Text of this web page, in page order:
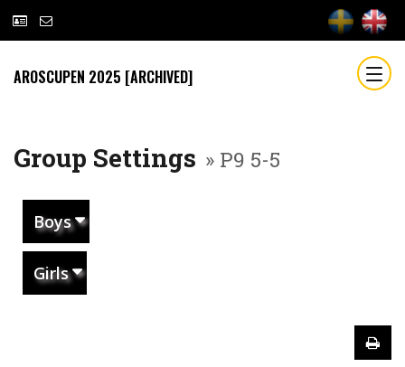
AROSCUPEN 2025 [ARCHIVED]
Group Settings » P9 5-5
Boys
Girls